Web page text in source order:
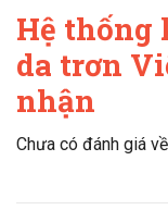
Hệ thống
da trơn
nhận
Chưa có đánh giá